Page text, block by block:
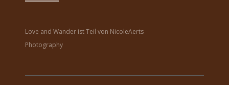
Love and Wander ist Teil von NicoleAerts
Photography